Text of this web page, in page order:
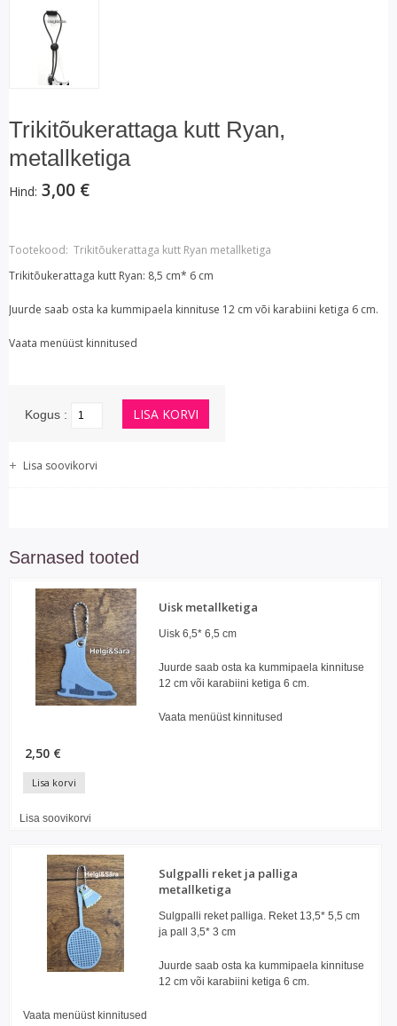
Trikitõukerattaga kutt Ryan,
metallketiga
Hind: 3,00 €
Tootekood: Trikitõukerattaga kutt Ryan metallketiga
Trikitõukerattaga kutt Ryan: 8,5 cm* 6 cm
Juurde saab osta ka kummipaela kinnituse 12 cm või karabiini ketiga 6 cm.
Vaata menüüst kinnitused
Kogus :
Lisa soovikorvi
Sarnased tooted
Uisk metallketiga
Uisk 6,5* 6,5 cm
Juurde saab osta ka kummipaela kinnituse
12 cm või karabiini ketiga 6 cm.
Vaata menüüst kinnitused
2,50 €
Lisa korvi
Lisa soovikorvi
Sulgpalli reket ja palliga
metallketiga
Sulgpalli reket palliga. Reket 13,5* 5,5 cm
ja pall 3,5* 3 cm
Juurde saab osta ka kummipaela kinnituse
12 cm või karabiini ketiga 6 cm.
Vaata menüüst kinnitused